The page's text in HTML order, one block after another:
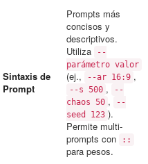
Sintaxis de
Prompt
Prompts más
concisos y
descriptivos.
Utiliza
--
parámetro valor
(ej., --ar 16:9 ,
--s 500 ,
--
chaos 50 ,
--
seed 123 ).
Permite multi-
prompts con
::
para pesos.